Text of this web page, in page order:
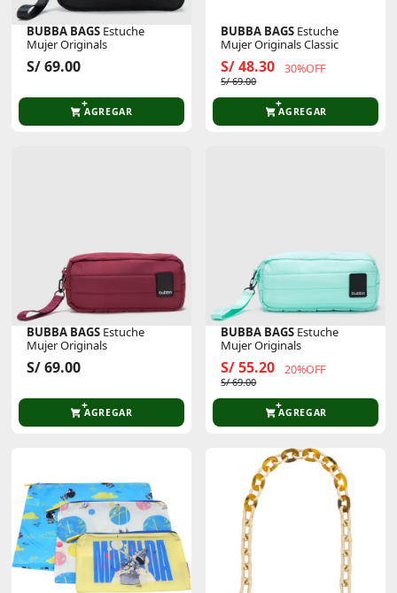
BUBBA BAGS Estuche
Mujer Originals
S/ 69.00
AGREGAR
BUBBA BAGS Estuche
Mujer Originals Classic
S/ 48.30 30%OFF
S/ 69.00
AGREGAR
BUBBA BAGS Estuche
Mujer Originals
S/ 69.00
AGREGAR
BUBBA BAGS Estuche
Mujer Originals
S/ 55.20 20%OFF
S/ 69.00
AGREGAR